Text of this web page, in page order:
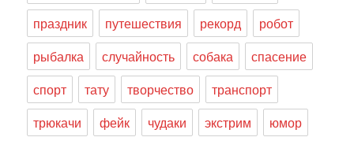
праздник
путешествия рекорд
робот
рыбалка
случайность собака
спасение
спорт
тату творчество
транспорт
трюкачи
фейк чудаки экстрим юмор